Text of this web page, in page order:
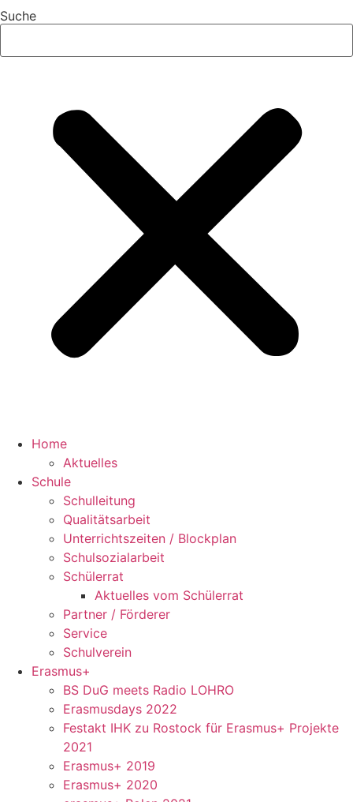
Suche
Home
Aktuelles
Schule
Schulleitung
Qualitätsarbeit
Unterrichtszeiten / Blockplan
Schulsozialarbeit
Schülerrat
Aktuelles vom Schülerrat
Partner / Förderer
Service
Schulverein
Erasmus+
BS DuG meets Radio LOHRO
Erasmusdays 2022
Festakt IHK zu Rostock für Erasmus+ Projekte
2021
Erasmus+ 2019
Erasmus+ 2020